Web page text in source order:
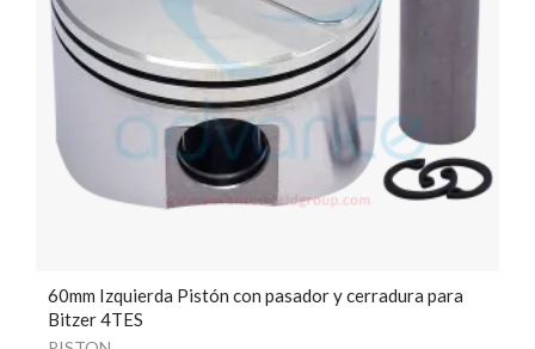
60mm Izquierda Pistón con pasador y cerradura para
Bitzer 4TES